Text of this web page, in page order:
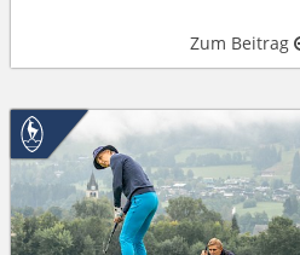
Zum Beitrag